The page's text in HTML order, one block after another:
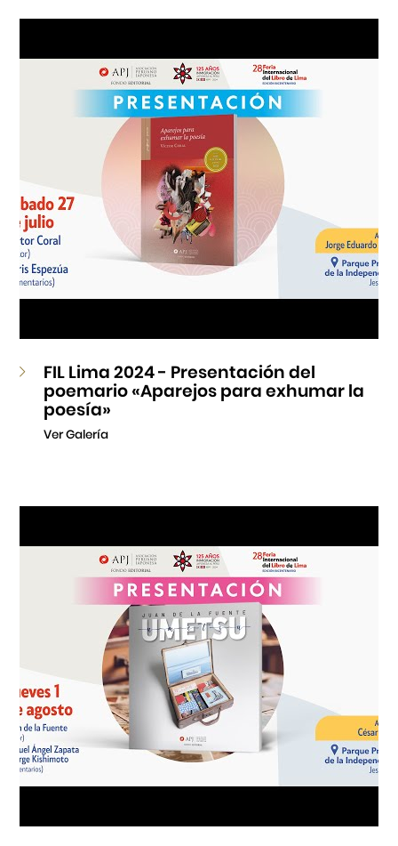
Museo de la Inmigración Japonesa
Fondo Editorial
Teatro Peruano Japonés
FIL Lima 2024 - Presentación del
poemario «Aparejos para exhumar la
poesía»
Ver Galería